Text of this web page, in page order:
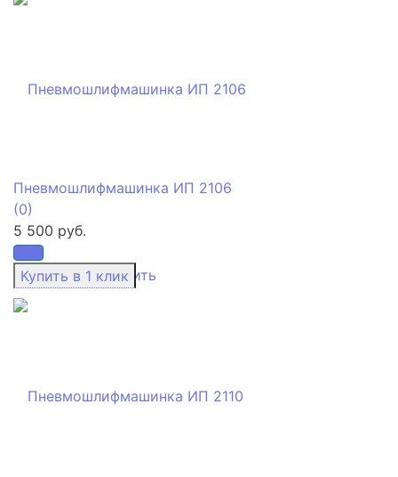
избранное сравнить
Пневмошлифмашинка ИП 2106
(0)
5 500 руб.